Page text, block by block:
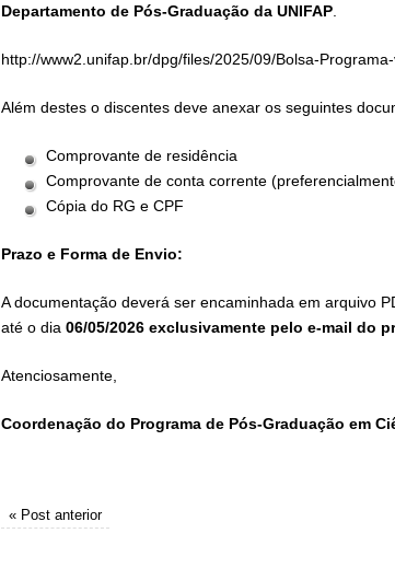
Departamento de Pós-Graduação da UNIFAP
http://www2.unifap.br/dpg/files/2025/09/Bolsa-
Além destes o discentes deve anexar os seguintes
Comprovante de residência
Comprovante de conta corrente
Cópia do RG e CPF
Prazo e Forma de Envio:
A documentação deverá ser encaminhada em arquivo
até o dia 06/05/2026 exclusivamente pelo e-mail do
​Atenciosamente,
Coordenação do Programa de Pós-Graduação em
« Post anterior